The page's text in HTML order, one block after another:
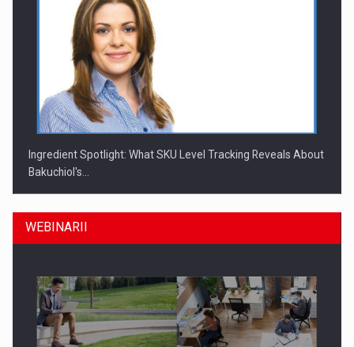
Ingredient Spotlight: What SKU Level Tracking Reveals About
Bakuchiol's…
WEBINARII